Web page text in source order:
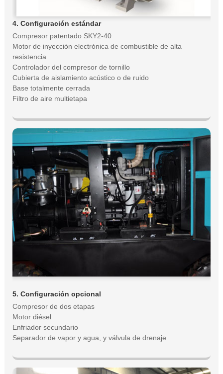
4. Configuración estándar
Compresor patentado SKY2-40
Motor de inyección electrónica de combustible de alta
resistencia
Controlador del compresor de tornillo
Cubierta de aislamiento acústico o de ruido
Base totalmente cerrada
Filtro de aire multietapa
5. Configuración opcional
Compresor de dos etapas
Motor diésel
Enfriador secundario
Separador de vapor y agua, y válvula de drenaje